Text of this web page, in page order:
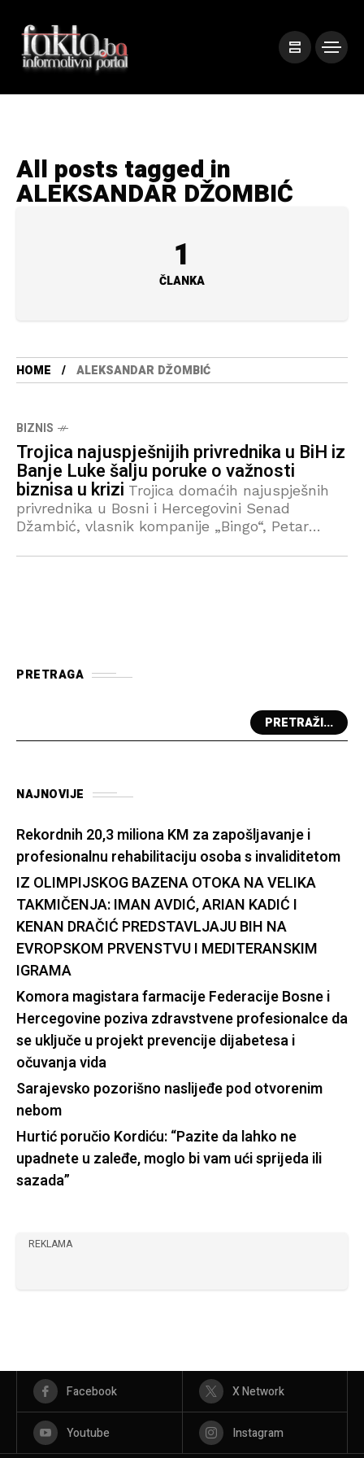
All posts tagged in
ALEKSANDAR DŽOMBIĆ
1
ČLANKA
HOME ALEKSANDAR DŽOMBIĆ
BIZNIS
Trojica najuspješnijih privrednika u BiH iz
Banje Luke šalju poruke o važnosti
biznisa u krizi Trojica domaćih najuspješnih
privrednika u Bosni i Hercegovini Senad
Džambić, vlasnik kompanije „Bingo“, Petar
Aleksandar Džombić, osnivač MF Group,
PRETRAGA
PRETRAŽI...
NAJNOVIJE
Rekordnih 20,3 miliona KM za zapošljavanje i
profesionalnu rehabilitaciju osoba s invaliditetom
IZ OLIMPIJSKOG BAZENA OTOKA NA VELIKA
TAKMIČENJA: IMAN AVDIĆ, ARIAN KADIĆ I
KENAN DRAČIĆ PREDSTAVLJAJU BIH NA
EVROPSKOM PRVENSTVU I MEDITERANSKIM
IGRAMA
Komora magistara farmacije Federacije Bosne i
Hercegovine poziva zdravstvene profesionalce da
se uključe u projekt prevencije dijabetesa i
očuvanja vida
Sarajevsko pozorišno naslijeđe pod otvorenim
nebom
Hurtić poručio Kordiću: “Pazite da lahko ne
upadnete u zaleđe, moglo bi vam ući sprijeda ili
sazada”
REKLAMA
Facebook X Network
Youtube Instagram